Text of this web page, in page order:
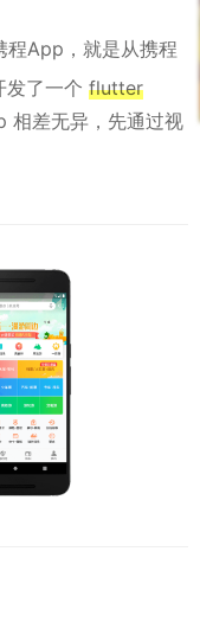
程App，就是从携程
了一个 flutter
相差无异，先通过视